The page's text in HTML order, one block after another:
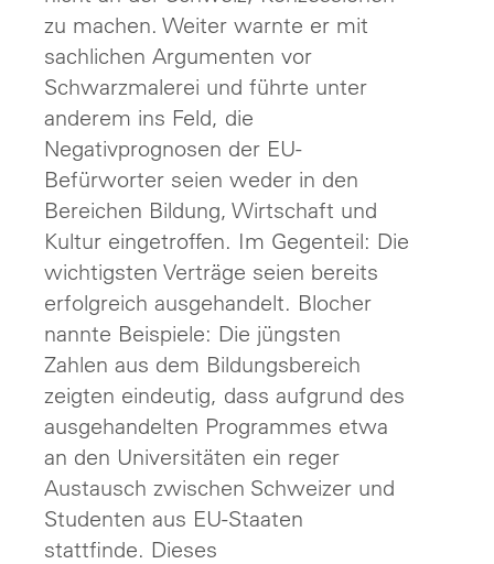
zu machen. Weiter warnte er mit
sachlichen Argumenten vor
Schwarzmalerei und führte unter
anderem ins Feld, die
Negativprognosen der EU-
Befürworter seien weder in den
Bereichen Bildung, Wirtschaft und
Kultur eingetroffen. Im Gegenteil: Die
wichtigsten Verträge seien bereits
erfolgreich ausgehandelt. Blocher
nannte Beispiele: Die jüngsten
Zahlen aus dem Bildungsbereich
zeigten eindeutig, dass aufgrund des
ausgehandelten Programmes etwa
an den Universitäten ein reger
Austausch zwischen Schweizer und
Studenten aus EU-Staaten
stattfinde. Dieses